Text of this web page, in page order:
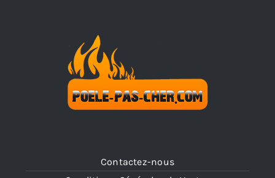
Contactez-nous